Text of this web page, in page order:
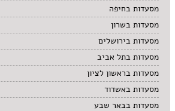
סיני
סנדוויץ' בר
פאב
מסעדות בחיפה
מסעדות בשרון
מסעדות בירושלים
מסעדות בתל אביב
מסעדות בראשון לציון
מסעדות באשדוד
מסעדות בבאר שבע